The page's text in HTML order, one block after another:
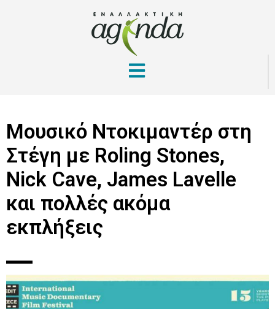
Μουσικό Ντοκιμαντέρ στη
Στέγη με Roling Stones,
Nick Cave, James Lavelle
και πολλές ακόμα
εκπλήξεις